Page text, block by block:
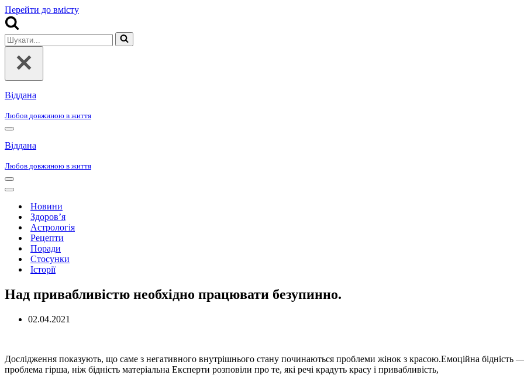
Перейти до вмісту
Шукати...
Віддана
Любов довжиною в життя
Меню
навігації
Віддана
Любов довжиною в життя
Меню
навігації
Меню
навігаціїНовини
Здоров’я
Астрологія
Рецепти
Поради
Стосунки
Історії
Над привабливістю необхідно працювати безупинно.
02.04.2021
Дослідження показують, що саме з негативного внутрішнього стану починаються проблеми жінок з красою.Емоційна бідність
проблема гірша, ніж бідність матеріальна Експерти розповіли про те, які речі крадуть красу і привабливість,